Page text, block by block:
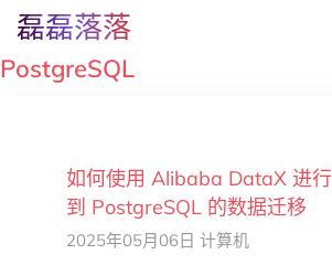
磊磊落落
PostgreSQL
如何使用 Alibaba DataX 进
到 PostgreSQL 的数据迁移
2025年05月06日 计算机